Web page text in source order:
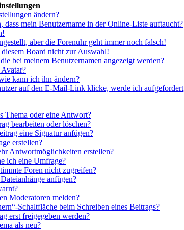
ändern?
dass mein Benutzername in der Online-Liste auftaucht?
aber die Forenuhr geht immer noch falsch!
Board nicht zur Auswahl!
bei meinem Benutzernamen angezeigt werden?
kann ich ihn ändern?
auf den E-Mail-Link klicke, werde ich
Thema oder eine Antwort?
bearbeiten oder löschen?
eine Signatur anfügen?
erstellen?
Antwortmöglichkeiten erstellen?
ich eine Umfrage?
Foren nicht zugreifen?
anfügen?
Moderatoren melden?
Schaltfläche beim Schreiben eines Beitrags?
erst freigegeben werden?
als neu?